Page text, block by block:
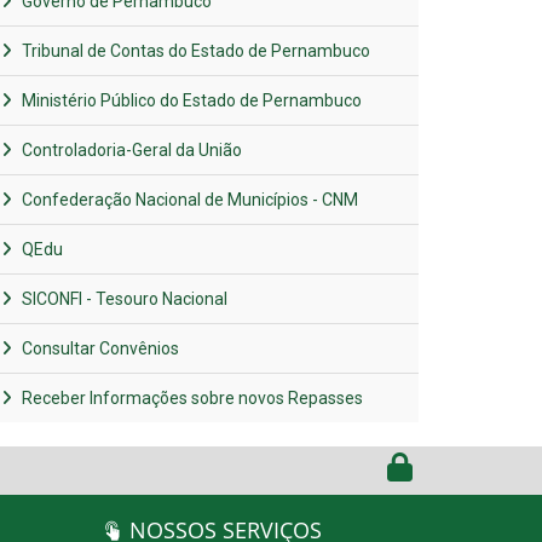
Tribunal de Contas do Estado de Pernambuco
Ministério Público do Estado de Pernambuco
Controladoria-Geral da União
Confederação Nacional de Municípios - CNM
QEdu
SICONFI - Tesouro Nacional
Consultar Convênios
Receber Informações sobre novos Repasses
NOSSOS SERVIÇOS